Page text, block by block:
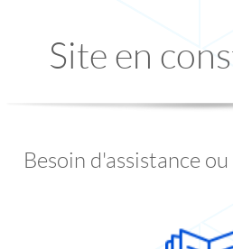
Site en
Besoin d'assistance